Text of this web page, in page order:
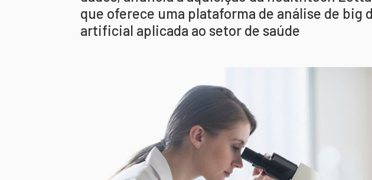
que oferece uma plataforma de análise de big
artificial aplicada ao setor de saúde